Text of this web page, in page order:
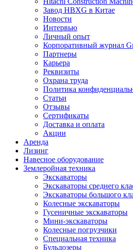
Завод HBXG в Китае
Новости
Интервью
Личный опыт
Корпоративный журнал
Партнеры
Карьера
Реквизиты
Охрана труда
Политика
Статьи
Отзывы
Сертификаты
Доставка и оплата
Акции
Аренда
Лизинг
Навесное оборудование
Землеройная техника
Экскаваторы
Экскаваторы среднего
Экскаваторы большого
Колесные экскаваторы
Гусеничные экскаваторы
Мини-экскаваторы
Колесные погрузчики
Специальная техника
Бульдозеры